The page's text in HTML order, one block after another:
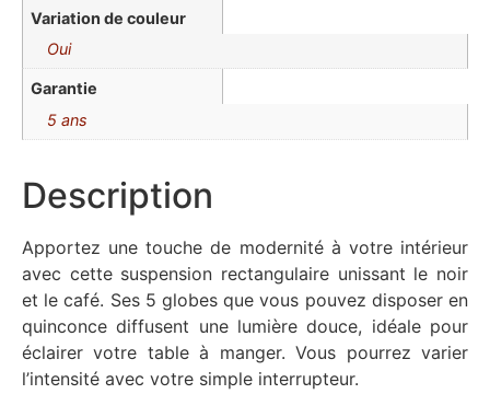
Variation de couleur
Oui
Garantie
5 ans
Description
Apportez une touche de modernité à votre intérieur
avec cette suspension rectangulaire unissant le noir
et le café. Ses 5 globes que vous pouvez disposer en
quinconce diffusent une lumière douce, idéale pour
éclairer votre table à manger. Vous pourrez varier
l’intensité avec votre simple interrupteur.